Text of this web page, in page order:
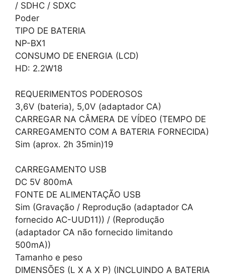
/ SDHC / SDXC
Poder
TIPO DE BATERIA
NP-BX1
CONSUMO DE ENERGIA (LCD)
HD: 2.2W18
REQUERIMENTOS PODEROSOS
3,6V (bateria), 5,0V (adaptador CA)
CARREGAR NA CÂMERA DE VÍDEO (TEMPO DE
CARREGAMENTO COM A BATERIA FORNECIDA)
Sim (aprox. 2h 35min)19
CARREGAMENTO USB
DC 5V 800mA
FONTE DE ALIMENTAÇÃO USB
Sim (Gravação / Reprodução (adaptador CA
fornecido AC-UUD11)) / (Reprodução
(adaptador CA não fornecido limitando
500mA))
Tamanho e peso
DIMENSÕES (L X A X P) (INCLUINDO A BATERIA